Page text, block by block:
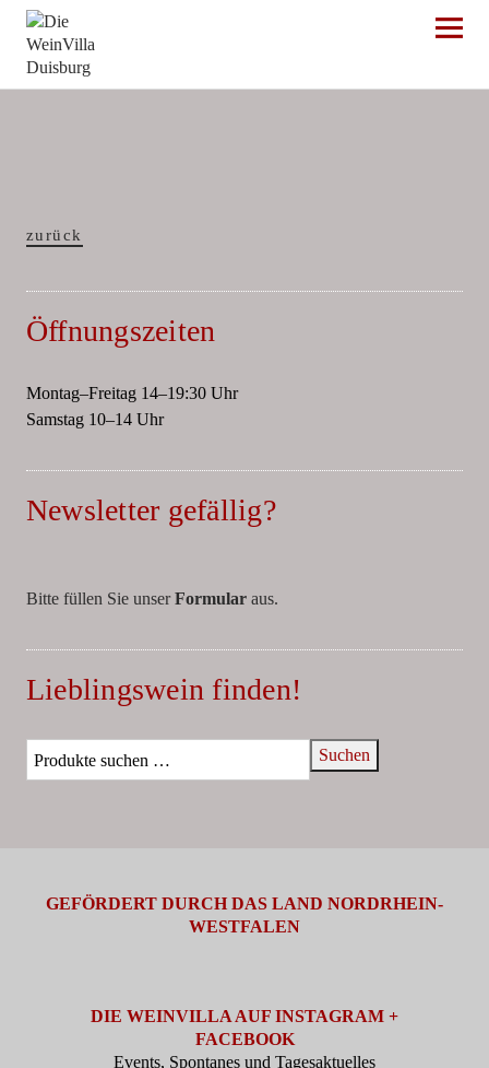
Die WeinVilla Duisburg
zurück
Öffnungszeiten
Montag–Freitag 14–19:30 Uhr
Samstag 10–14 Uhr
Newsletter gefällig?
Bitte füllen Sie unserFormularaus.
Lieblingswein finden!
Suchen
GEFÖRDERT DURCH DAS LAND NORDRHEIN-
WESTFALEN
DIE WEINVILLA AUF INSTAGRAM +
FACEBOOK
Events, Spontanes und Tagesaktuelles